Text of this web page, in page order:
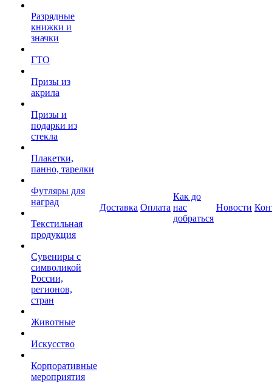
Разрядные
книжки и
значки
ГТО
Призы из
акрила
Призы и
подарки из
стекла
Плакетки,
панно, тарелки
Футляры для
наград
Текстильная
продукция
Сувениры с
символикой
России,
регионов,
стран
Животные
Искусство
Корпоративные
мероприятия
Доставка Оплата
Как до
нас
добраться
Новости